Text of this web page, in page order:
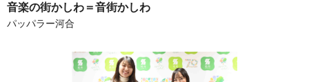
音楽の街かしわ＝音街かしわ
パッパラー河合